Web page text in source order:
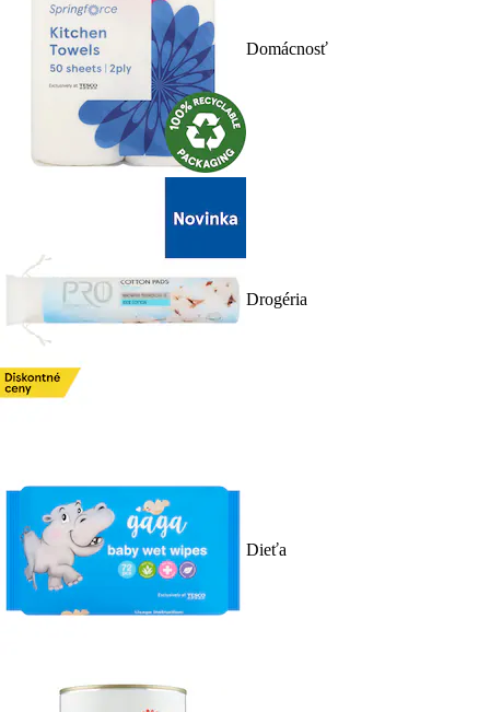
Domácnosť
Drogéria
Dieťa